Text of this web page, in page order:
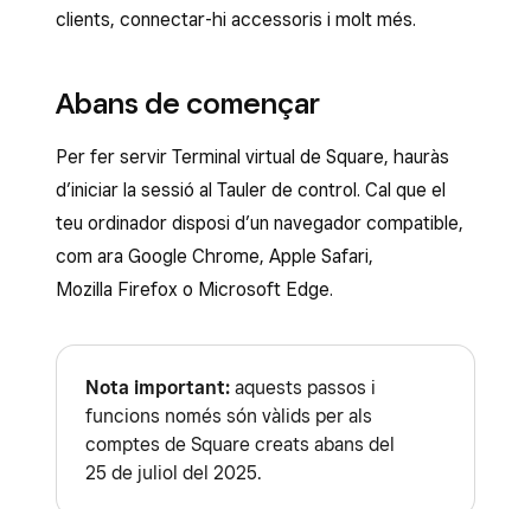
clients, connectar-hi accessoris i molt més.
Abans de començar
Per fer servir Terminal virtual de Square, hauràs
d’iniciar la sessió al Tauler de control. Cal que el
teu ordinador disposi d’un navegador compatible,
com ara Google Chrome, Apple Safari,
Mozilla Firefox o Microsoft Edge.
Nota important: aquests passos i
funcions només són vàlids per als
comptes de Square creats abans del
25 de juliol del 2025.